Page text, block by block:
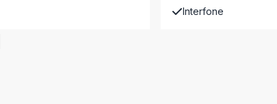
Interfone